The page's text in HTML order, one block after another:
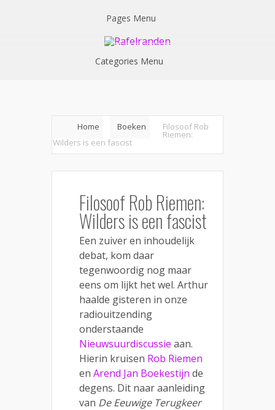
Pages Menu
Categories Menu
Home Boeken Filosoof Rob
Riemen:
Wilders is een fascist
Filosoof Rob Riemen:
Wilders is een fascist
Een zuiver en inhoudelijk
debat, kom daar
tegenwoordig nog maar
eens om lijkt het wel. Arthur
haalde gisteren in onze
radiouitzending
onderstaande
Nieuwsuurdiscussie aan.
Hierin kruisen Rob Riemen
en Arend Jan Boekestijn de
degens. Dit naar aanleiding
van De Eeuwige Terugkeer